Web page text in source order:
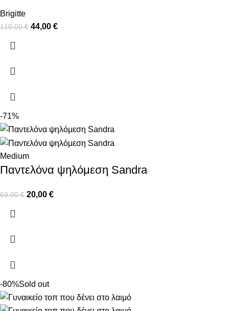
Brigitte
110,00€ 44,00 €
-71%
Medium
Παντελόνα ψηλόμεση Sandra
69,00€ 20,00 €
-80%Sold out